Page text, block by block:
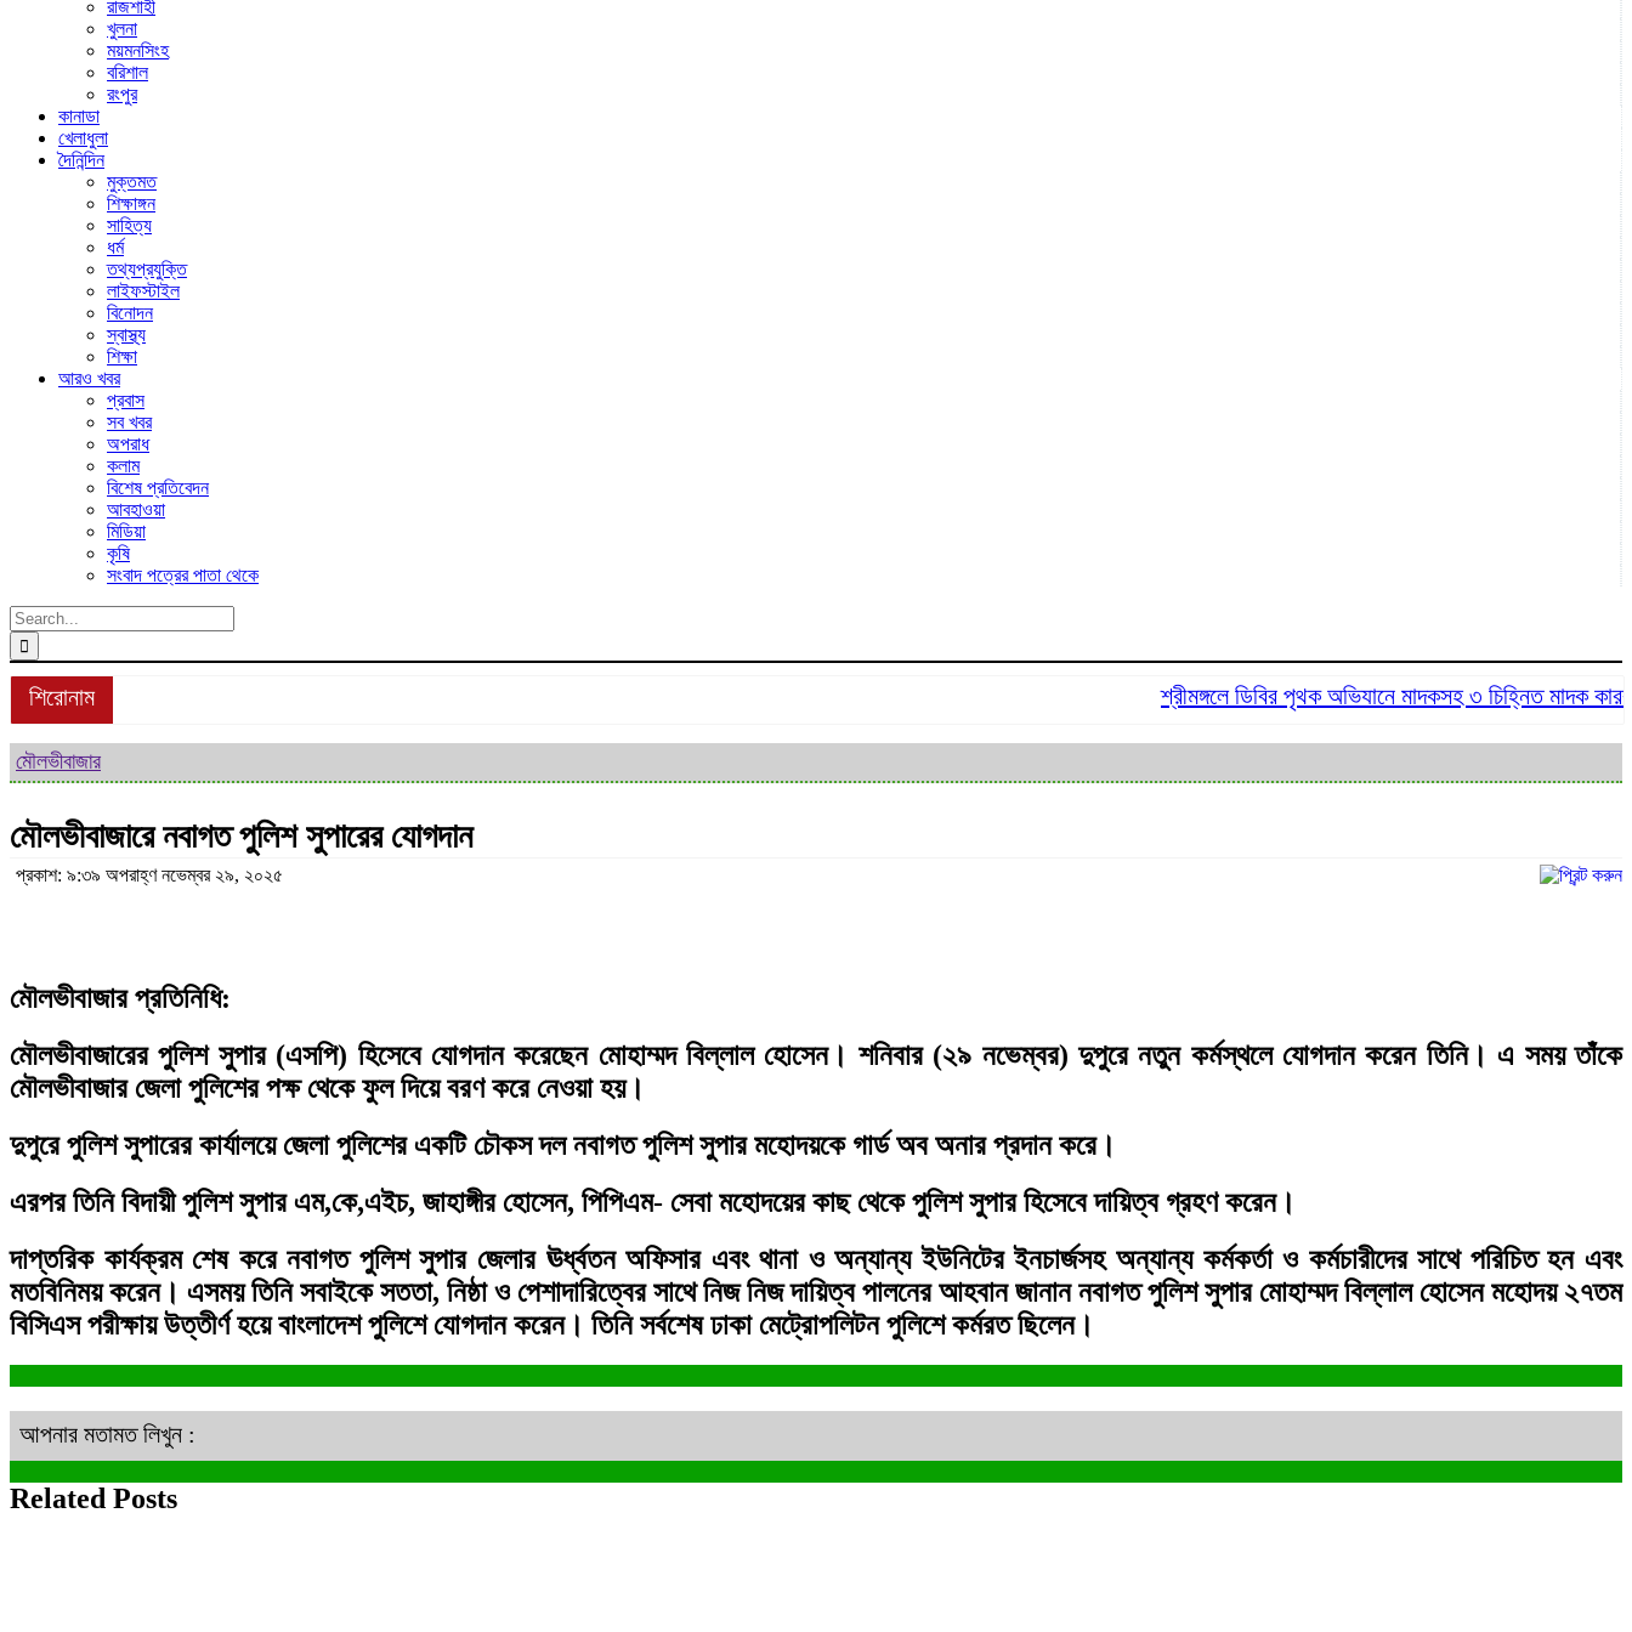
রাজশাহী
খুলনা
ময়মনসিংহ
বরিশাল
রংপুর
কানাডা
খেলাধুলা
দৈনিন্দিন
মুক্তমত
শিক্ষাঙ্গন
সাহিত্য
ধর্ম
তথ্যপ্রযুক্তি
লাইফস্টাইল
বিনোদন
স্বাস্থ্য
শিক্ষা
আরও খবর
প্রবাস
সব খবর
অপরাধ
কলাম
বিশেষ প্রতিবেদন
আবহাওয়া
মিডিয়া
কৃষি
সংবাদ পত্রের পাতা থেকে
Search
for:
শিরোনাম শ্রীমঙ্গলে ডিবির পৃথক অভিযানে মাদকসহ ৩ চিহ্নিত মাদক কারবারি
মৌলভীবাজার
মৌলভীবাজারে নবাগত পুলিশ সুপারের যোগদান
প্রকাশ: ৯:৩৯ অপরাহ্ণ নভেম্বর ২৯, ২০২৫
মৌলভীবাজার প্রতিনিধি:
মৌলভীবাজারের পুলিশ সুপার (এসপি) হিসেবে যোগদান করেছেন মোহাম্মদ বিল্লাল হোসেন। শনিবার (২৯ নভেম্বর) দুপুরে নতুন কর্মস্থলে যোগদান করেন তিনি। এ সময় তাঁকে
মৌলভীবাজার জেলা পুলিশের পক্ষ থেকে ফুল দিয়ে বরণ করে নেওয়া হয়।
দুপুরে পুলিশ সুপারের কার্যালয়ে জেলা পুলিশের একটি চৌকস দল নবাগত পুলিশ সুপার মহোদয়কে গার্ড অব অনার প্রদান করে।
এরপর তিনি বিদায়ী পুলিশ সুপার এম,কে,এইচ, জাহাঙ্গীর হোসেন, পিপিএম- সেবা মহোদয়ের কাছ থেকে পুলিশ সুপার হিসেবে দায়িত্ব গ্রহণ করেন।
দাপ্তরিক কার্যক্রম শেষ করে নবাগত পুলিশ সুপার জেলার ঊর্ধ্বতন অফিসার এবং থানা ও অন্যান্য ইউনিটের ইনচার্জসহ অন্যান্য কর্মকর্তা ও কর্মচারীদের সাথে পরিচিত হন এবং
মতবিনিময় করেন। এসময় তিনি সবাইকে সততা, নিষ্ঠা ও পেশাদারিত্বের সাথে নিজ নিজ দায়িত্ব পালনের আহবান জানান নবাগত পুলিশ সুপার মোহাম্মদ বিল্লাল হোসেন মহোদয় ২৭তম
বিসিএস পরীক্ষায় উত্তীর্ণ হয়ে বাংলাদেশ পুলিশে যোগদান করেন। তিনি সর্বশেষ ঢাকা মেট্রোপলিটন পুলিশে কর্মরত ছিলেন।
আপনার মতামত লিখুন :
Related Posts